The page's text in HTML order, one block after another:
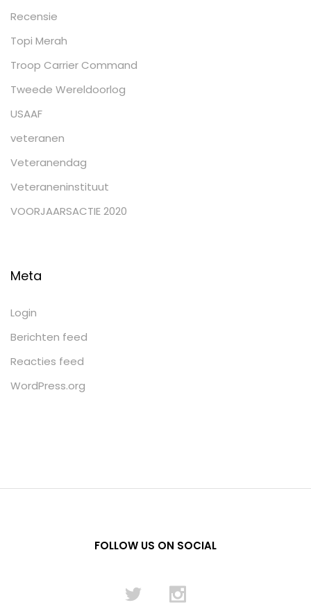
Recensie
Topi Merah
Troop Carrier Command
Tweede Wereldoorlog
USAAF
veteranen
Veteranendag
Veteraneninstituut
VOORJAARSACTIE 2020
Meta
Login
Berichten feed
Reacties feed
WordPress.org
FOLLOW US ON SOCIAL